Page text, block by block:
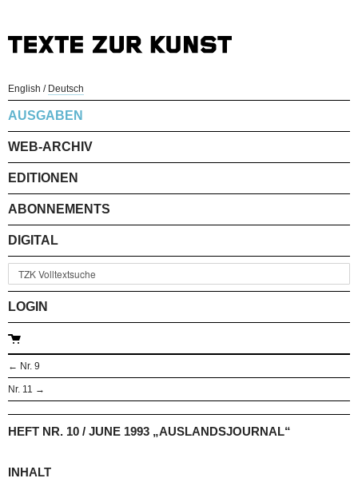
English / Deutsch
AUSGABEN
WEB-ARCHIV
EDITIONEN
ABONNEMENTS
DIGITAL
LOGIN
← Nr. 9
Nr. 11 →
HEFT NR. 10 / JUNE 1993 „AUSLANDSJOURNAL“
INHALT